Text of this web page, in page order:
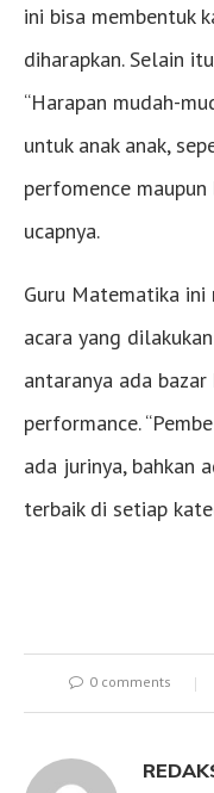
ini bisa membentuk
diharapkan. Selain
“Harapan mudah-
untuk anak anak,
perfomence maupun
ucapnya.
Guru Matematika
acara yang
antaranya ada
performance.
ada jurinya, bahkan
terbaik di setiap
0 comments